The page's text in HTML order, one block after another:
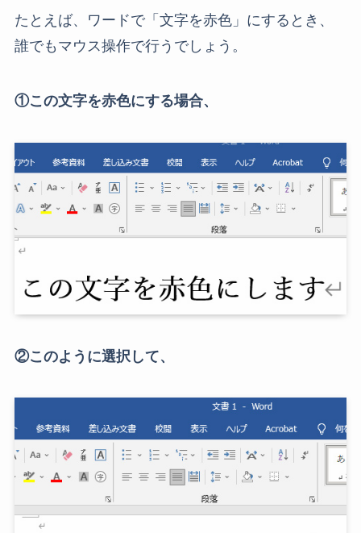
たとえば、ワードで「文字を赤色」にするとき、
誰でもマウス操作で行うでしょう。
①この文字を赤色にする場合、
②このように選択して、